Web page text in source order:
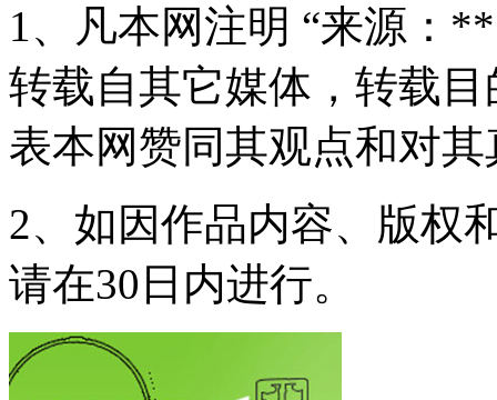
1、凡本网注明 “来源：
转载自其它媒体，转载
表本网赞同其观点和对
2、如因作品内容、版权
请在30日内进行。